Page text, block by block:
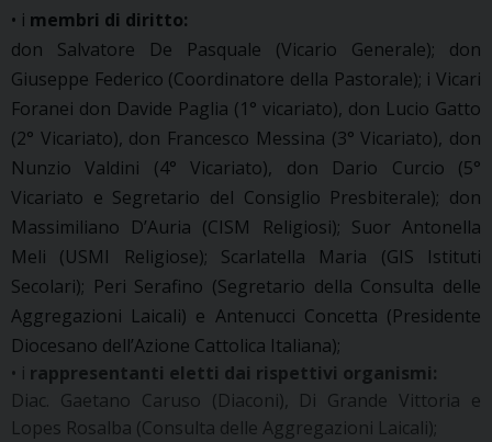
• i membri di diritto:
don Salvatore De Pasquale (Vicario Generale); don
Giuseppe Federico (Coordinatore della Pastorale); i Vicari
Foranei don Davide Paglia (1° vicariato), don Lucio Gatto
(2° Vicariato), don Francesco Messina (3° Vicariato), don
Nunzio Valdini (4° Vicariato), don Dario Curcio (5°
Vicariato e Segretario del Consiglio Presbiterale); don
Massimiliano D’Auria (CISM Religiosi); Suor Antonella
Meli (USMI Religiose); Scarlatella Maria (GIS Istituti
Secolari); Peri Serafino (Segretario della Consulta delle
Aggregazioni Laicali) e Antenucci Concetta (Presidente
Diocesano dell’Azione Cattolica Italiana);
• i rappresentanti eletti dai rispettivi organismi:
Diac. Gaetano Caruso (Diaconi), Di Grande Vittoria e
Lopes Rosalba (Consulta delle Aggregazioni Laicali);